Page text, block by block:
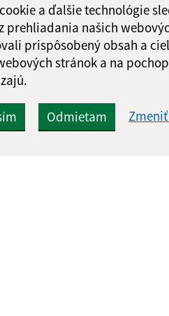
a ďalšie technológie
prehliadania našich
prispôsobený obsah a
stránok a na
Odmietam